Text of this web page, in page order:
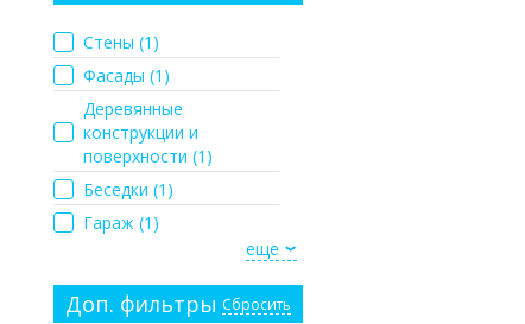
Стены (1 )
Фасады (1 )
Деревянные
конструкции и
поверхности (1 )
Беседки (1 )
Гараж (1 )
еще
Доп. фильтры Сбросить